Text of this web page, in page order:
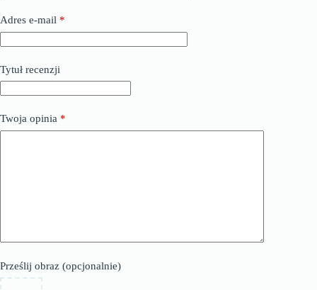
Adres e-mail *
Tytuł recenzji
Twoja opinia *
Prześlij obraz (opcjonalnie)